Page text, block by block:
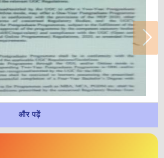
और पढ़ें